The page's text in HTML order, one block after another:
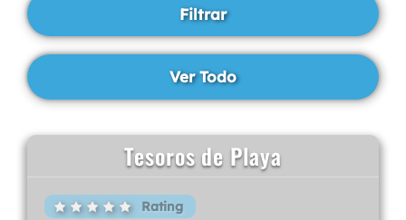
Tesoros de Playa
Rating